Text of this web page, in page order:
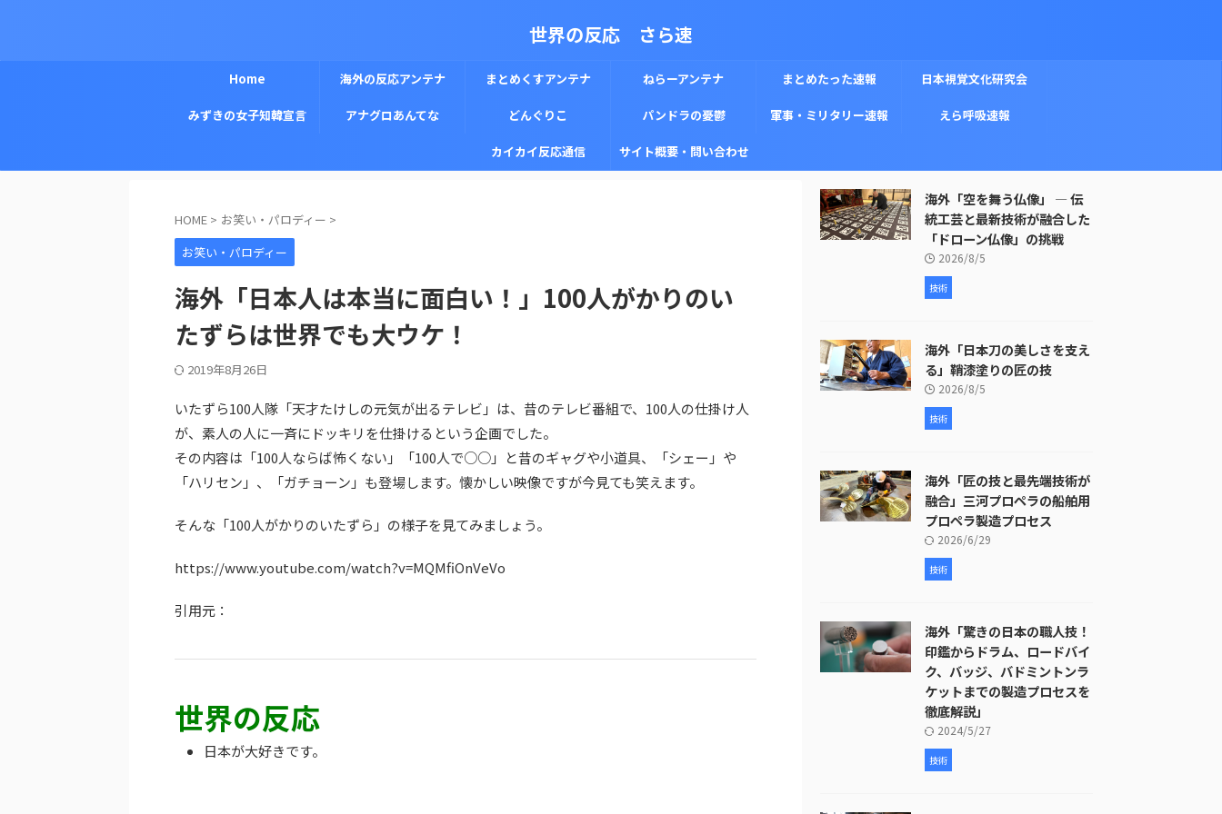
世界の反応 さら速
Home 海外の反応アンテナ まとめくすアンテナ ねらーアンテナ まとめたった速報 日本視覚文化研究会
みずきの女子知韓宣言 アナグロあんてな どんぐりこ パンドラの憂鬱 軍事・ミリタリー速報 えら呼吸速報
カイカイ反応通信 サイト概要・問い合わせ
HOME > お笑い・パロディー >
お笑い・パロディー
海外「日本人は本当に面白い！」100人がかりのい
たずらは世界でも大ウケ！
2019年8月26日
いたずら100人隊「天才たけしの元気が出るテレビ」は、昔のテレビ番組で、100人の仕掛け人
が、素人の人に一斉にドッキリを仕掛けるという企画でした。
その内容は「100人ならば怖くない」「100人で○○」と昔のギャグや小道具、「シェー」や
「ハリセン」、「ガチョーン」も登場します。懐かしい映像ですが今見ても笑えます。
そんな「100人がかりのいたずら」の様子を見てみましょう。
https://www.youtube.com/watch?v=MQMfiOnVeVo
引用元：
世界の反応
日本が大好きです。
海外「空を舞う仏像」 ― 伝
統工芸と最新技術が融合した
「ドローン仏像」の挑戦
2026/8/5
技術
海外「日本刀の美しさを支え
る」鞘漆塗りの匠の技
2026/8/5
技術
海外「匠の技と最先端技術が
融合」三河プロペラの船舶用
プロペラ製造プロセス
2026/6/29
技術
海外「驚きの日本の職人技！
印鑑からドラム、ロードバイ
ク、バッジ、バドミントンラ
ケットまでの製造プロセスを
徹底解説」
2024/5/27
技術